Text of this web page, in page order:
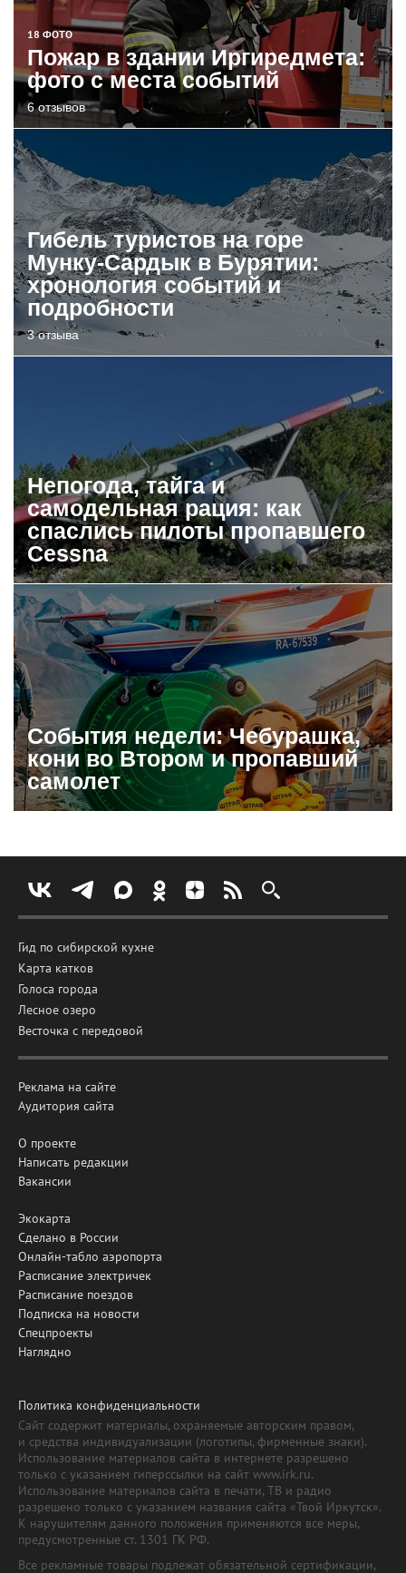
18 ФОТО
Пожар в здании Иргиредмета:
фото с места событий
6 отзывов
Гибель туристов на горе
Мунку-Сардык в Бурятии:
хронология событий и
подробности
3 отзыва
Непогода, тайга и
самодельная рация: как
спаслись пилоты пропавшего
Cessna
События недели: Чебурашка,
кони во Втором и пропавший
самолет
Гид по сибирской кухне
Карта катков
Голоса города
Лесное озеро
Весточка с передовой
Реклама на сайте
Аудитория сайта
О проекте
Написать редакции
Вакансии
Экокарта
Сделано в России
Онлайн-табло аэропорта
Расписание электричек
Расписание поездов
Подписка на новости
Спецпроекты
Наглядно
Политика конфиденциальности
Сайт содержит материалы, охраняемые авторским правом,
и средства индивидуализации (логотипы, фирменные знаки).
Использование материалов сайта в интернете разрешено
только с указанием гиперссылки на сайт www.irk.ru.
Использование материалов сайта в печати, ТВ и радио
разрешено только с указанием названия сайта «Твой Иркутск».
К нарушителям данного положения применяются все меры,
предусмотренные ст. 1301 ГК РФ.
Все рекламные товары подлежат обязательной сертификации,